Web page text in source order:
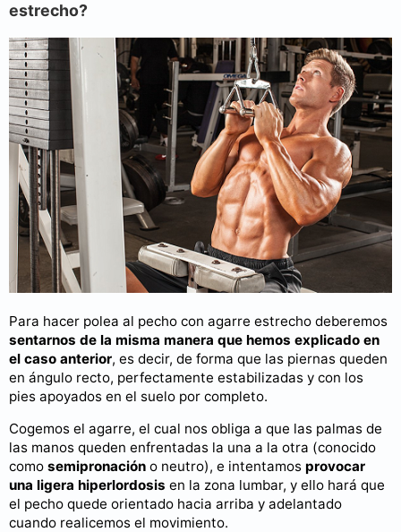
estrecho?
Para hacer polea al pecho con agarre estrecho deberemos
sentarnos de la misma manera que hemos explicado en
el caso anterior, es decir, de forma que las piernas queden
en ángulo recto, perfectamente estabilizadas y con los
pies apoyados en el suelo por completo.
Cogemos el agarre, el cual nos obliga a que las palmas de
las manos queden enfrentadas la una a la otra (conocido
como semipronación o neutro), e intentamos provocar
una ligera hiperlordosis en la zona lumbar, y ello hará que
el pecho quede orientado hacia arriba y adelantado
cuando realicemos el movimiento.